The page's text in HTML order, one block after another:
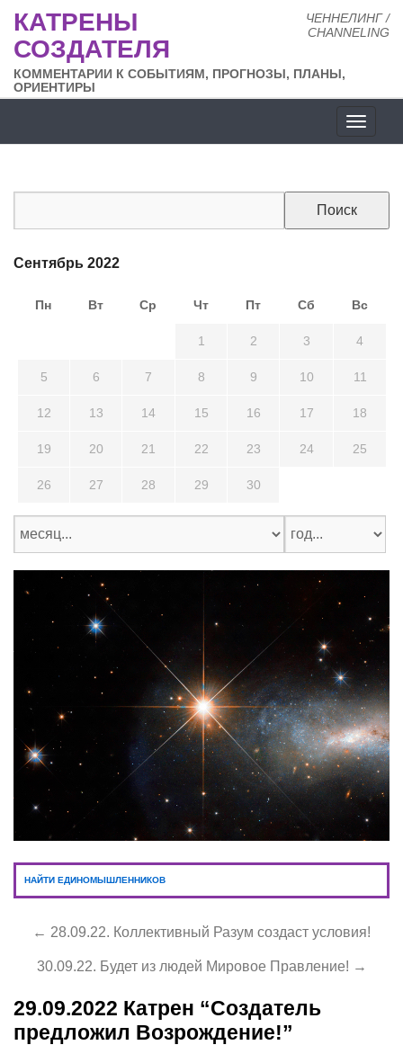
ЧЕННЕЛИНГ /
CHANNELING
КАТРЕНЫ
СОЗДАТЕЛЯ
КОММЕНТАРИИ К СОБЫТИЯМ, ПРОГНОЗЫ, ПЛАНЫ,
ОРИЕНТИРЫ
сайта
Сентябрь 2022
Пн Вт Ср Чт Пт Сб Вс
1 2 3 4
5 6 7 8 9 10 11
12 13 14 15 16 17 18
19 20 21 22 23 24 25
26 27 28 29 30
НАЙТИ ЕДИНОМЫШЛЕННИКОВ
← 28.09.22. Коллективный Разум создаст условия!
30.09.22. Будет из людей Мировое Правление! →
29.09.2022 Катрен “Создатель
предложил Возрождение!”